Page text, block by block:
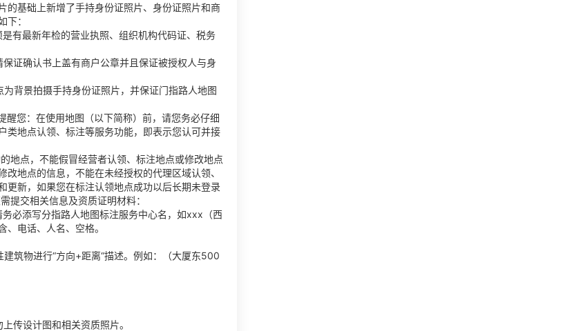
的基础上新增了手持身份证照片、身份证照片和商
：
有最新年检的营业执照、组织机构代码证、税务
证确认书上盖有商户公章并且保证被授权人与身
背景拍摄手持身份证照片，并保证门指路人地图
您：在使用地图（以下简称）前，请您务必仔细
类地点认领、标注等服务功能，即表示您认可并接
地点，不能假冒经营者认领、标注地点或修改地点
地点的信息，不能在未经授权的代理区域认领、
更新，如果您在标注认领地点成功以后长期未登录
提交相关信息及资质证明材料：
必添写分指路人地图标注服务中心名，如xxx（西
电话、人名、空格。
筑物进行“方向+距离“描述。例如：（大厦东500
传设计图和相关资质照片。